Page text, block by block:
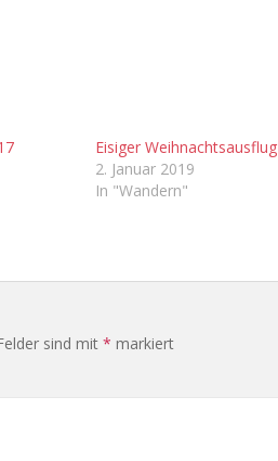
Eisiger Weihnachtsausflug
2. Januar 2019
In "Wandern"
sind mit * markiert